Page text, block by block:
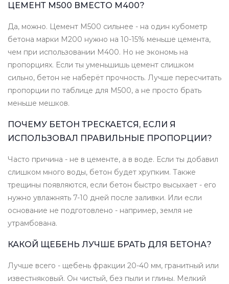
ЦЕМЕНТ М500 ВМЕСТО М400?
Да, можно. Цемент М500 сильнее - на один кубометр
бетона марки М200 нужно на 10-15% меньше цемента,
чем при использовании М400. Но не экономь на
пропорциях. Если ты уменьшишь цемент слишком
сильно, бетон не наберёт прочность. Лучше пересчитать
пропорции по таблице для М500, а не просто брать
меньше мешков.
ПОЧЕМУ БЕТОН ТРЕСКАЕТСЯ, ЕСЛИ Я
ИСПОЛЬЗОВАЛ ПРАВИЛЬНЫЕ ПРОПОРЦИИ?
Часто причина - не в цементе, а в воде. Если ты добавил
слишком много воды, бетон будет хрупким. Также
трещины появляются, если бетон быстро высыхает - его
нужно увлажнять 7-10 дней после заливки. Или если
основание не подготовлено - например, земля не
утрамбована.
КАКОЙ ЩЕБЕНЬ ЛУЧШЕ БРАТЬ ДЛЯ БЕТОНА?
Лучше всего - щебень фракции 20-40 мм, гранитный или
известняковый. Он чистый, без пыли и глины. Мелкий